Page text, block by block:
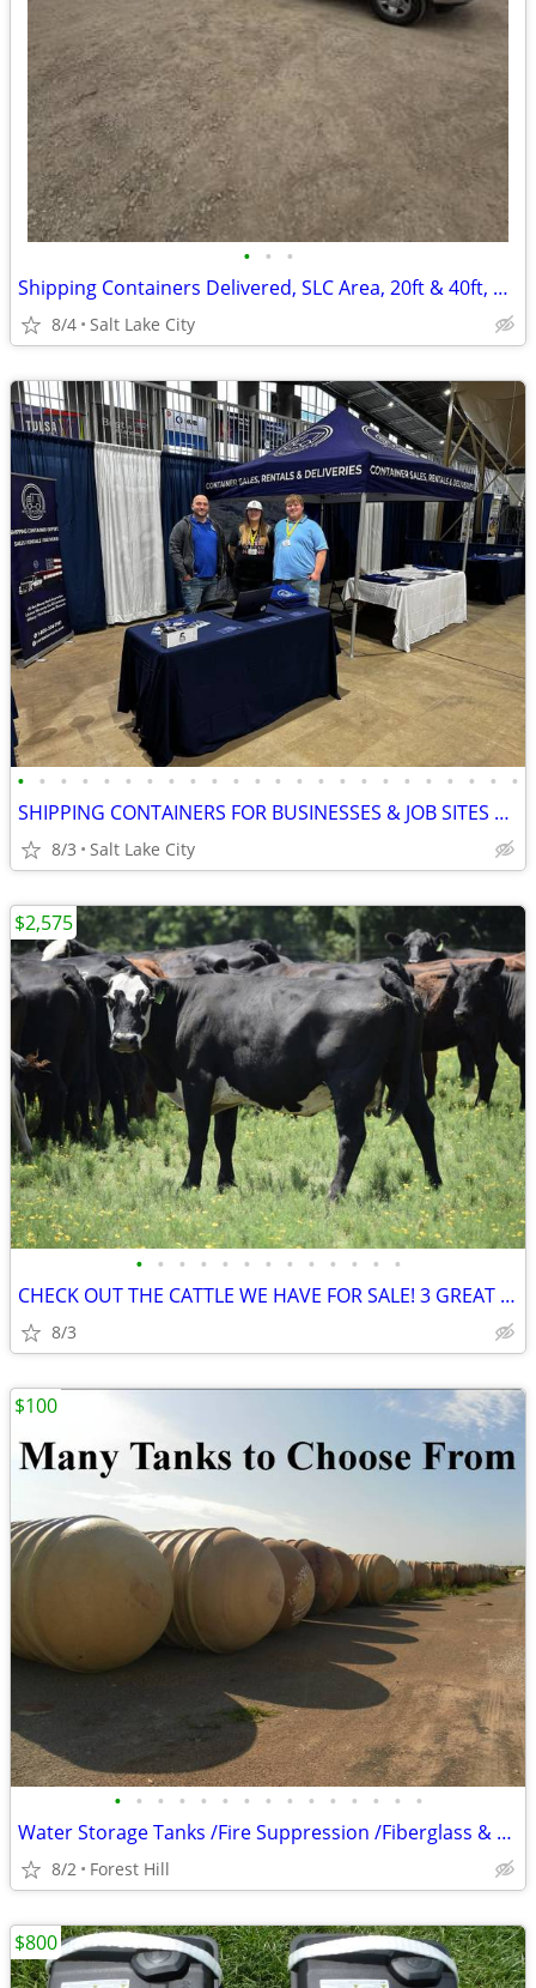
• • •
Shipping Containers Delivered, SLC Area, 20ft & 40ft, Pay on Delivery
8/4 Salt Lake City
• • • • • • • • • • • • • • • • • • • • • • • •
SHIPPING CONTAINERS FOR BUSINESSES & JOB SITES 385-534-4945
8/3 Salt Lake City
• • • • • • • • • • • • •
CHECK OUT THE CATTLE WE HAVE FOR SALE! 3 GREAT SETS!
8/3
$2,575
• • • • • • • • • • • • • • •
Water Storage Tanks /Fire Suppression /Fiberglass & Steel
8/2 Forest Hill
$100
$800